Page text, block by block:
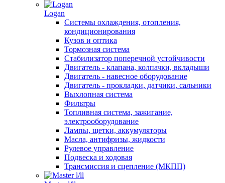
Logan
Системы охлаждения, отопления,
кондиционирования
Кузов и оптика
Тормозная система
Стабилизатор поперечной устойчивости
Двигатель - клапана, колпачки, вкладыши
Двигатель - навесное оборудование
Двигатель - прокладки, датчики, сальники
Выхлопная система
Фильтры
Топливная система, зажигание,
электрооборудование
Лампы, щетки, аккумуляторы
Масла, антифризы, жидкости
Рулевое управление
Подвеска и ходовая
Трансмиссия и сцепление (МКПП)